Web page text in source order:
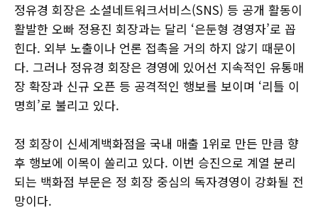
정유경 회장은 소셜네트워크서비스(SNS) 등 공개 활동이
활발한 오빠 정용진 회장과는 달리 ‘은둔형 경영자’로 꼽
힌다. 외부 노출이나 언론 접촉을 거의 하지 않기 때문이
다. 그러나 정유경 회장은 경영에 있어선 지속적인 유통매
장 확장과 신규 오픈 등 공격적인 행보를 보이며 ‘리틀 이
명희’로 불리고 있다.
정 회장이 신세계백화점을 국내 매출 1위로 만든 만큼 향
후 행보에 이목이 쏠리고 있다. 이번 승진으로 계열 분리
되는 백화점 부문은 정 회장 중심의 독자경영이 강화될 전
망이다.